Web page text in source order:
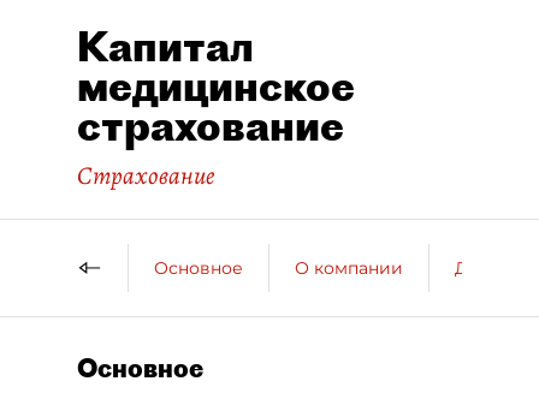
Капитал
медицинское
страхование
Страхование
Основное О компании ДП о
Основное